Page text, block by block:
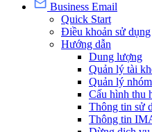
Business Email
Quick Start
Điều khoản sử dụng
Hướng dẫn
Dung lượng
Quản lý tài
Quản lý nhóm
Cấu hình thu
Thông tin sử
Thông tin